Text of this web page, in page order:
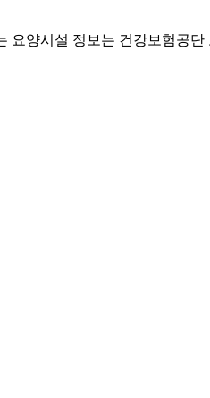
요양시설 정보는 건강보험공